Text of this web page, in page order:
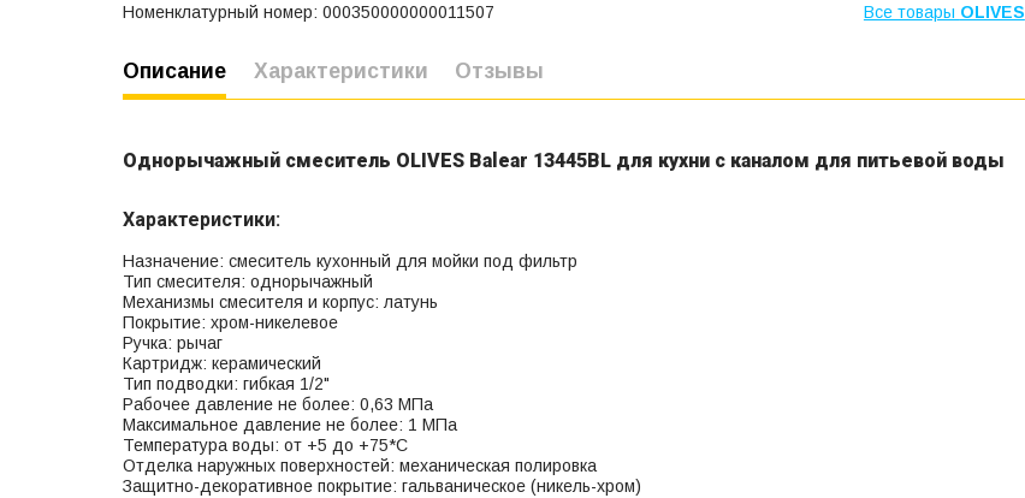
Номенклатурный номер: 000350000000011507 Все товары OLIVES
Описание Характеристики Отзывы
Однорычажный смеситель OLIVES Balear 13445BL для кухни с каналом для питьевой воды
Характеристики:
Назначение: смеситель кухонный для мойки под фильтр
Тип смесителя: однорычажный
Механизмы смесителя и корпус: латунь
Покрытие: хром-никелевое
Ручка: рычаг
Картридж: керамический
Тип подводки: гибкая 1/2"
Рабочее давление не более: 0,63 МПа
Максимальное давление не более: 1 МПа
Температура воды: от +5 до +75*С
Отделка наружных поверхностей: механическая полировка
Защитно-декоративное покрытие: гальваническое (никель-хром)